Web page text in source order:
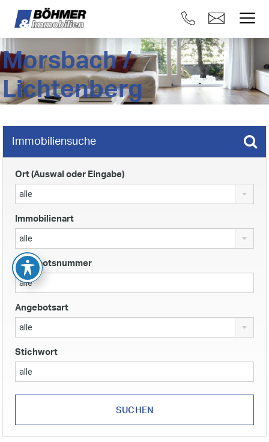
Morsbach /
Lichtenberg
Immobiliensuche
Ort (Auswal oder Eingabe)
alle
Immobilienart
alle
Angebotsnummer
Angebotsart
alle
Stichwort